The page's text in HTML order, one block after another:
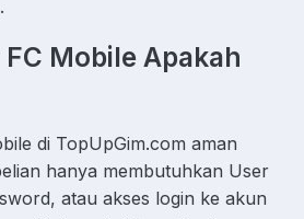
Mobile Apakah
di TopUpGim.com aman
hanya membutuhkan User
atau akses login ke akun